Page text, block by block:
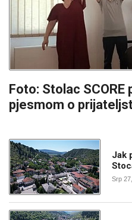
Foto: Stolac
pjesmom o
Jak
Srp